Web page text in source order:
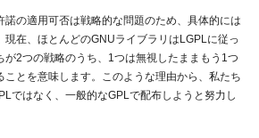
諾の適用可否は戦略的な問題のため、具体的には
現在、ほとんどのGNUライブラリはLGPLに従っ
が2つの戦略のうち、1つは無視したままもう1つ
ことを意味します。このような理由から、私たち
ではなく、一般的なGPLで配布しようと努力し